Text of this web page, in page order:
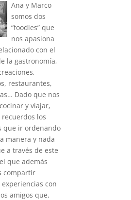
Ana y Marco
somos dos
“foodies” que
nos apasiona
con el
la gastronomía,
restaurantes,
Dado que nos
y viajar,
los
que ir ordenando
manera y nada
a través de este
que además
compartir
con
amigos que,